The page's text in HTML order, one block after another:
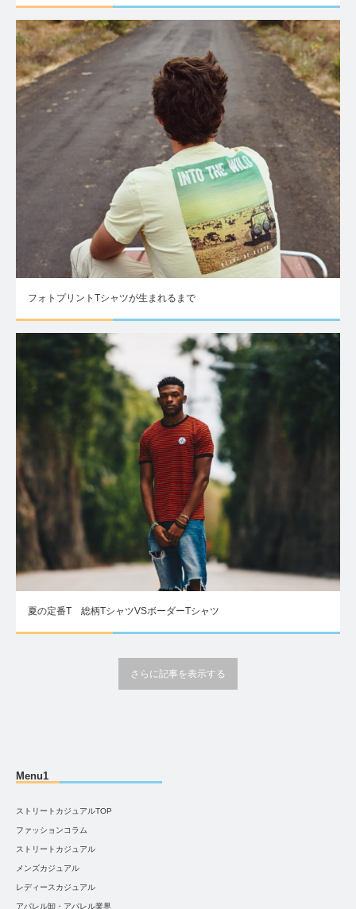
フォトプリントTシャツが生まれるまで
夏の定番T 総柄TシャツVSボーダーTシャツ
さらに記事を表示する
Menu1
ストリートカジュアルTOP
ファッションコラム
ストリートカジュアル
メンズカジュアル
レディースカジュアル
アパレル卸・アパレル業界